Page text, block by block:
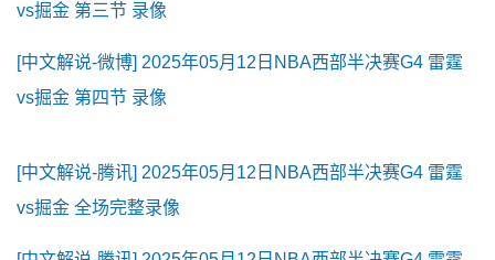
vs掘金 第三节 录像
[中文解说-微博] 2025年05月12日NBA西部半决赛G4 雷霆
vs掘金 第四节 录像
[中文解说-腾讯] 2025年05月12日NBA西部半决赛G4 雷霆
vs掘金 全场完整录像